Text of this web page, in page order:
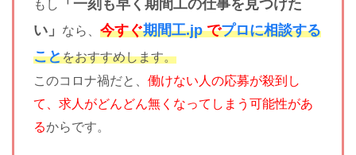
もし
「一刻も早く期間工の仕事を見つけた
い」
なら、 今すぐ期間工.jpでプロに相談する
ことをおすすめします。
このコロナ禍だと、 働けない人の応募が殺到し
て、求人がどんどん無くなってしまう可能性があ
るからです。